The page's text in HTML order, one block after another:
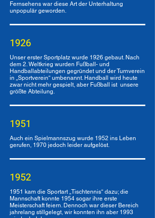
Fernsehens war diese Art der Unterhaltung
unpopulär geworden.
1926
Unser erster Sportplatz wurde 1926 gebaut. Nach
dem 2. Weltkrieg wurden Fußball- und
Handballabteilungen gegründet und der Turnverein
in „Sportverein“ umbenannt. Handball wird heute
zwar nicht mehr gespielt, aber Fußball ist unsere
größte Abteilung.
1951
Auch ein Spielmannszug wurde 1952 ins Leben
gerufen, 1970 jedoch leider aufgelöst.
1952
1951 kam die Sportart „Tischtennis“ dazu; die
Mannschaft konnte 1954 sogar ihre erste
Meisterschaft feiern. Dennoch war dieser Bereich
jahrelang stillgelegt, wir konnten ihn aber 1993